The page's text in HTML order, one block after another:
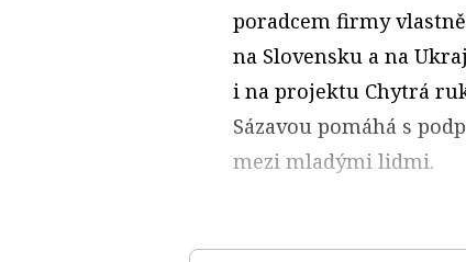
poradcem firmy
na Slovensku a na
i na projektu Chytrá
Sázavou pomáhá s
mezi mladými lidmi.